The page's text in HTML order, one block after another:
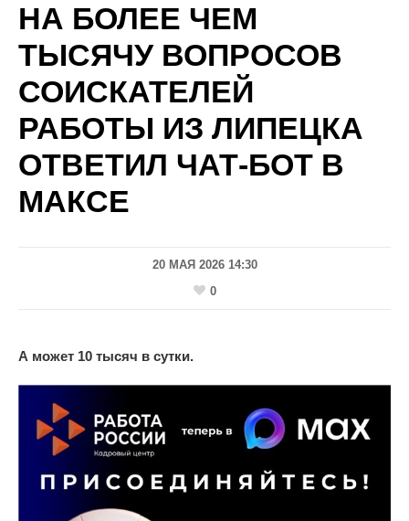
НА БОЛЕЕ ЧЕМ
ТЫСЯЧУ ВОПРОСОВ
СОИСКАТЕЛЕЙ
РАБОТЫ ИЗ ЛИПЕЦКА
ОТВЕТИЛ ЧАТ-БОТ В
МАКСЕ
20 МАЯ 2026 14:30
0
А может 10 тысяч в сутки.